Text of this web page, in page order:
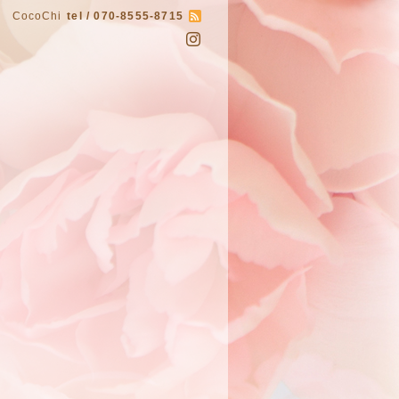
CocoChi tel / 070-8555-8715